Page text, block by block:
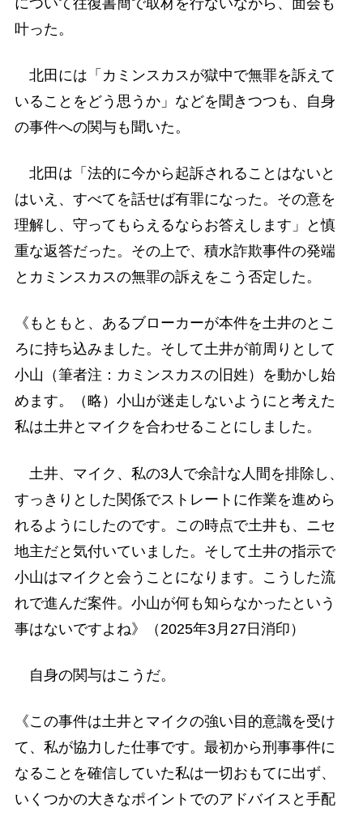
叶った。
北田には「カミンスカスが獄中で無罪を訴えて
いることをどう思うか」などを聞きつつも、自身
の事件への関与も聞いた。
北田は「法的に今から起訴されることはないと
はいえ、すべてを話せば有罪になった。その意を
理解し、守ってもらえるならお答えします」と慎
重な返答だった。その上で、積水詐欺事件の発端
とカミンスカスの無罪の訴えをこう否定した。
《もともと、あるブローカーが本件を土井のとこ
ろに持ち込みました。そして土井が前周りとして
小山（筆者注：カミンスカスの旧姓）を動かし始
めます。（略）小山が迷走しないようにと考えた
私は土井とマイクを合わせることにしました。
土井、マイク、私の3人で余計な人間を排除し、
すっきりとした関係でストレートに作業を進めら
れるようにしたのです。この時点で土井も、ニセ
地主だと気付いていました。そして土井の指示で
小山はマイクと会うことになります。こうした流
れで進んだ案件。小山が何も知らなかったという
事はないですよね》（2025年3月27日消印）
自身の関与はこうだ。
《この事件は土井とマイクの強い目的意識を受け
て、私が協力した仕事です。最初から刑事事件に
なることを確信していた私は一切おもてに出ず、
いくつかの大きなポイントでのアドバイスと手配